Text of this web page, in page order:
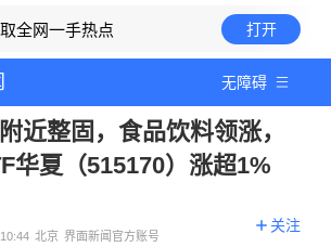
取全网一手热点 打开
无障碍
近整固，食品饮料领涨，
华夏（515170）涨超1%
北京 界面新闻官方账号
关注